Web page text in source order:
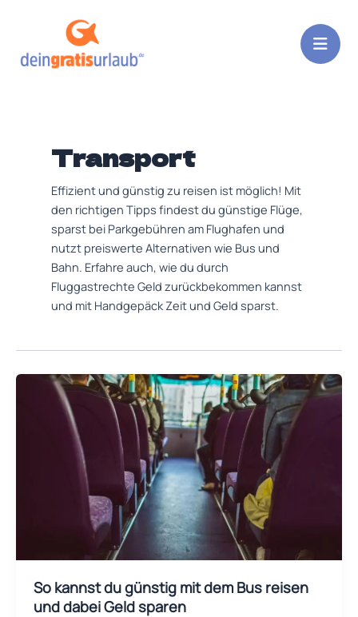
Transport
Effizient und günstig zu reisen ist möglich! Mit
den richtigen Tipps findest du günstige Flüge,
sparst bei Parkgebühren am Flughafen und
nutzt preiswerte Alternativen wie Bus und
Bahn. Erfahre auch, wie du durch
Fluggastrechte Geld zurückbekommen kannst
und mit Handgepäck Zeit und Geld sparst.
So kannst du günstig mit dem Bus reisen
und dabei Geld sparen
pagination